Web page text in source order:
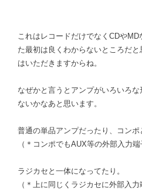
これはレコードだけでなくCDや
た最初は良くわからないところだ
はいただきますからね。
なぜかと言うとアンプがいろいろ
ないかなあと思います。
普通の単品アンプだったり、コンポ
（＊コンポでもAUX等の外部入力
ラジカセと一体になってたり。
（＊上に同じくラジカセに外部入